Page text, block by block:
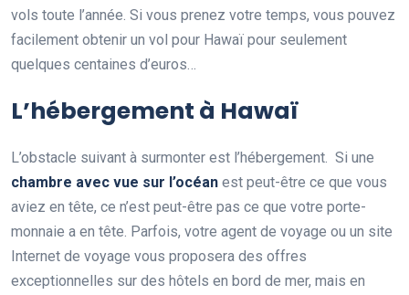
vols toute l’année. Si vous prenez votre temps, vous pouvez
facilement obtenir un vol pour Hawaï pour seulement
quelques centaines d’euros…
L’hébergement à Hawaï
L’obstacle suivant à surmonter est l’hébergement. Si une
chambre avec vue sur l’océan est peut-être ce que vous
aviez en tête, ce n’est peut-être pas ce que votre porte-
monnaie a en tête. Parfois, votre agent de voyage ou un site
Internet de voyage vous proposera des offres
exceptionnelles sur des hôtels en bord de mer, mais en